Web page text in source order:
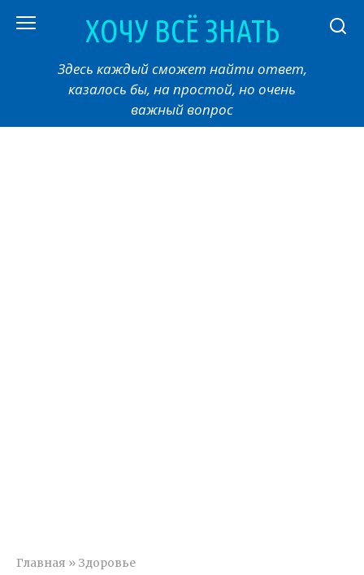
ХОЧУ ВСЁ ЗНАТЬ
Здесь каждый сможет найти ответ,
казалось бы, на простой, но очень
важный вопрос
Главная » Здоровье